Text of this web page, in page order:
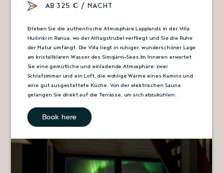
AB 325 € / NACHT
Erleben Sie die authentische Atmosphäre Lapplands in der Villa
Huilinki in Ranua, wo der Alltagstrubel verfliegt und Sie die Ruhe
der Natur umfängt. Die Villa liegt in ruhiger, wunderschöner Lage
am kristallklaren Wasser des Simojärvi-Sees.Im Inneren erwartet
Sie eine gemütliche und einladende Atmosphäre: zwei
Schlafzimmer und ein Loft, die wohlige Wärme eines Kamins und
eine gut ausgestattete Küche. Von der elektrischen Sauna
gelangen Sie direkt auf die Terrasse, um sich abzukühlen.
Book here